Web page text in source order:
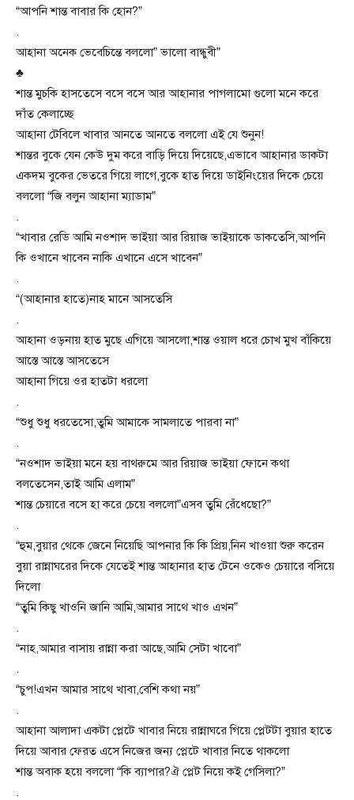
“আপনি শান্ত বাবার কি হোন?”
.
আহানা অনেক ভেবেচিন্তে বললো” ভালো বান্ধুবী”
♣
শান্ত মুচকি হাসতেসে বসে বসে আর আহানার পাগলামো গুলো মনে করে
দাঁত কেলাচ্ছে
আহানা টেবিলে খাবার আনতে আনতে বললো এই যে শুনুন!
শান্তর বুকে যেন কেউ দুম করে বাড়ি দিয়ে দিয়েছে,এভাবে আহানার ডাকটা
একদম বুকের ভেতরে গিয়ে লাগে,বুকে হাত দিয়ে ডাইনিংয়ের দিকে চেয়ে
বললো “জি বলুন আহানা ম্যাডাম”
.
“খাবার রেডি আমি নওশাদ ভাইয়া আর রিয়াজ ভাইয়াকে ডাকতেসি,আপনি
কি ওখানে খাবেন নাকি এখানে এসে খাবেন”
.
“(আহানার হাতে)নাহ মানে আসতেসি
.
আহানা ওড়নায় হাত মুছে এগিয়ে আসলো,শান্ত ওয়াল ধরে চোখ মুখ বাঁকিয়ে
আস্তে আস্তে আসতেসে
আহানা গিয়ে ওর হাতটা ধরলো
.
“শুধু শুধু ধরতেসো,তুমি আমাকে সামলাতে পারবা না”
.
“নওশাদ ভাইয়া মনে হয় বাথরুমে আর রিয়াজ ভাইয়া ফোনে কথা
বলতেসেন,তাই আমি এলাম”
শান্ত চেয়ারে বসে হা করে চেয়ে বললো”এসব তুমি রেঁধেছো?”
.
“হুম,বুয়ার থেকে জেনে নিয়েছি আপনার কি কি প্রিয়,নিন খাওয়া শুরু করেন
বুয়া রান্নাঘরের দিকে যেতেই শান্ত আহানার হাত টেনে ওকেও চেয়ারে বসিয়ে
দিলো
“তুমি কিছু খাওনি জানি আমি,আমার সাথে খাও এখন”
.
“নাহ,আমার বাসায় রান্না করা আছে,আমি সেটা খাবো”
.
“চুপ!এখন আমার সাথে খাবা,বেশি কথা নয়”
.
আহানা আলাদা একটা প্লেটে খাবার নিয়ে রান্নাঘরে গিয়ে প্লেটটা বুয়ার হাতে
দিয়ে আবার ফেরত এসে নিজের জন্য প্লেটে খাবার নিতে থাকলো
শান্ত অবাক হয়ে বললো “কি ব্যাপার?ঐ প্লেট নিয়ে কই গেসিলা?”
.